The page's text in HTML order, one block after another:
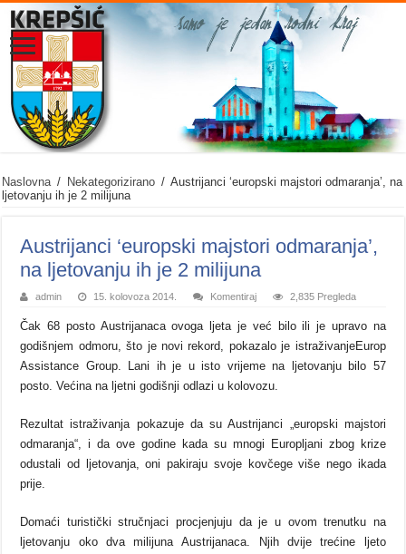
Naslovna / Nekategorizirano / Austrijanci ‘europski majstori odmaranja’, na
ljetovanju ih je 2 milijuna
Austrijanci ‘europski majstori odmaranja’,
na ljetovanju ih je 2 milijuna
admin 15. kolovoza 2014. Komentiraj 2,835 Pregleda
Čak 68 posto Austrijanaca ovoga ljeta je već bilo ili je upravo na
godišnjem odmoru, što je novi rekord, pokazalo je istraživanjeEurop
Assistance Group. Lani ih je u isto vrijeme na ljetovanju bilo 57
posto. Većina na ljetni godišnji odlazi u kolovozu.
Rezultat istraživanja pokazuje da su Austrijanci „europski majstori
odmaranja“, i da ove godine kada su mnogi Europljani zbog krize
odustali od ljetovanja, oni pakiraju svoje kovčege više nego ikada
prije.
Domaći turistički stručnjaci procjenjuju da je u ovom trenutku na
ljetovanju oko dva milijuna Austrijanaca. Njih dvije trećine ljeto